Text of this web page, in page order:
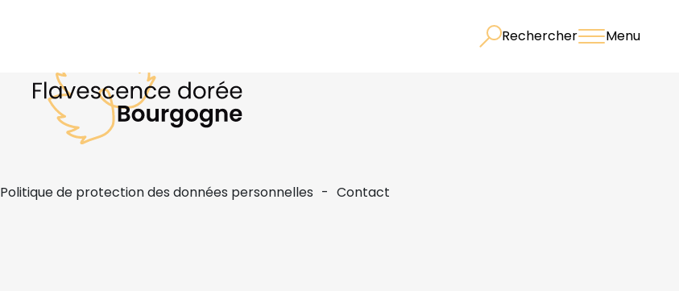
Rechercher Menu
Politique de protection des données personnelles Contact